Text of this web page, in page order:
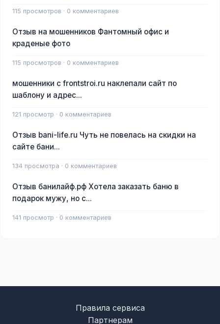
115 просмотров · 0 комментариев
Отзыв на мошенников Фантомный офис и
краденые фото
115 просмотров · 0 комментариев
мошенники с frontstroi.ru наклепали сайт по
шаблону и адрес...
121 просмотр · 0 комментариев
Отзыв bani-life.ru Чуть не повелась на скидки на
сайте бани...
134 просмотра · 0 комментариев
Отзыв банилайф.рф Хотела заказать баню в
подарок мужу, но с...
141 просмотр · 0 комментариев
Правила сервиса
Партнерам